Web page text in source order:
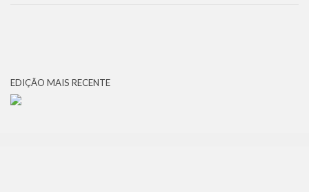
EDIÇÃO MAIS RECENTE